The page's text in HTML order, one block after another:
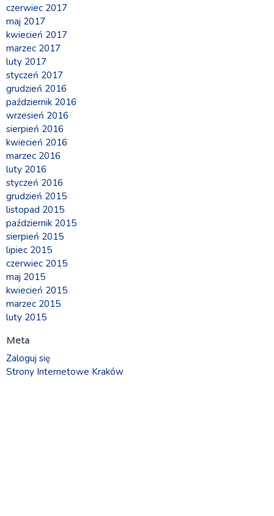
czerwiec 2017
maj 2017
kwiecień 2017
marzec 2017
luty 2017
styczeń 2017
grudzień 2016
październik 2016
wrzesień 2016
sierpień 2016
kwiecień 2016
marzec 2016
luty 2016
styczeń 2016
grudzień 2015
listopad 2015
październik 2015
sierpień 2015
lipiec 2015
czerwiec 2015
maj 2015
kwiecień 2015
marzec 2015
luty 2015
Meta
Zaloguj się
Strony Internetowe Kraków